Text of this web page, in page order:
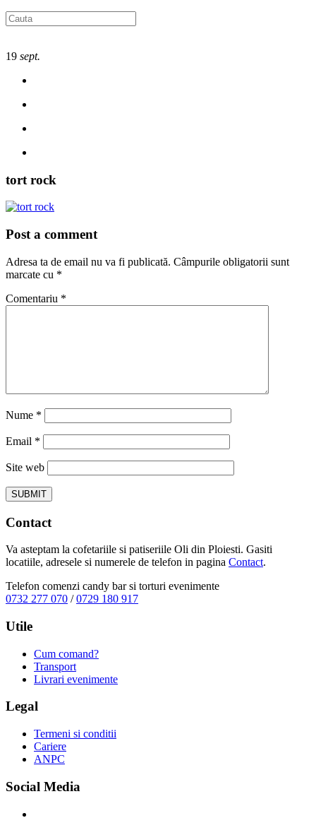
19 sept.
tort rock
Post a comment
Adresa ta de email nu va fi publicată. Câmpurile obligatorii sunt
marcate cu *
Comentariu *
Nume *
Email *
Site web
Contact
Va asteptam la cofetariile si patiseriile Oli din Ploiesti. Gasiti
locatiile, adresele si numerele de telefon in pagina Contact.
Telefon comenzi candy bar si torturi evenimente
0732 277 070 /0729 180 917
Utile
Cum comand?
Transport
Livrari evenimente
Legal
Termeni si conditii
Cariere
ANPC
Social Media